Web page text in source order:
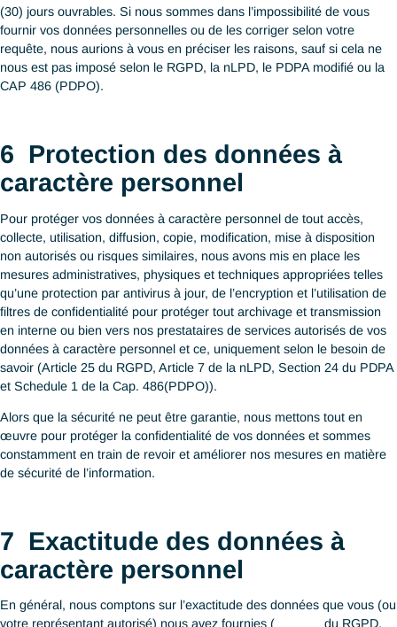
en informés par écrit tel que précédemment décrit.
Veuillez noter que le retrait de consentement n’affecte en rien
droit de continuer à collecter, utiliser et diffuser des données à
caractère personnel dès lors que la collecte, l’utilisation et la
5 Accès et correction des
données à caractère
Tels que prévus dans l’article 17 du RGPD, l’article 32 de la
les PART V, Sections 21 et 22 du PDPA, Data Protection
Partie 5 de la Cap. 486 (PDPO), si vous souhaitez faire (a) une
demande d’accès à une copie de vos données à caractère
en notre possession ou obtenir des informations quant à leur
ou diffusion, ou si vous souhaitez faire (b) une demande de
ou de mise à jour de ces données, vous pouvez en faire la
par écrit ou email à nos DPOs en Suisse ou à Singapour
aussi pour Hong Kong SAR) dont les données de contact sont
Nous répondrons à votre requête dans les meilleurs délais. Si
néanmoins nous ne pouvions répondre à votre requête dans
de trente (30) jours ouvrables après réception de votre